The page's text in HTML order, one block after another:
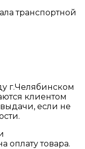
транспортной
г.Челябинском
клиентом
если не
оплату товара.